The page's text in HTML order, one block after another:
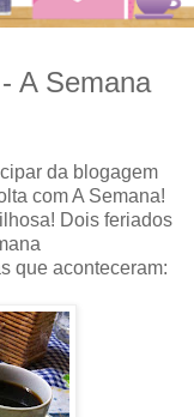
A Semana
da blogagem
com A Semana!
Dois feriados
que aconteceram: